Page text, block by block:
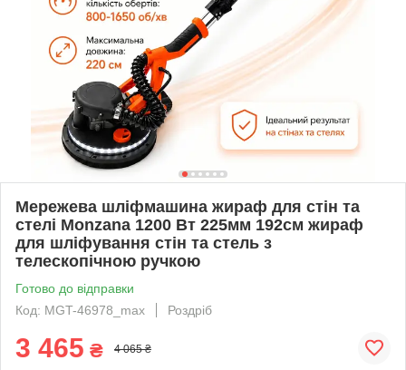
Мережева шліфмашина жираф для стін та
стелі Monzana 1200 Вт 225мм 192см жираф
для шліфування стін та стель з
телескопічною ручкою
Готово до відправки
Код: MGT-46978_max
Роздріб
3 465 ₴ 4 065 ₴